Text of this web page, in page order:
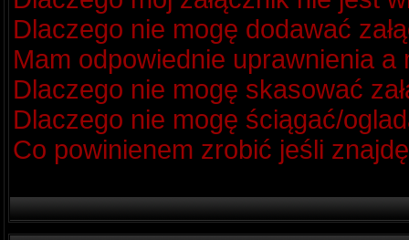
Dlaczego nie mogę dodawać
Mam odpowiednie uprawnienia a
Dlaczego nie mogę skasować
Dlaczego nie mogę ściągać/
Co powinienem zrobić jeśli